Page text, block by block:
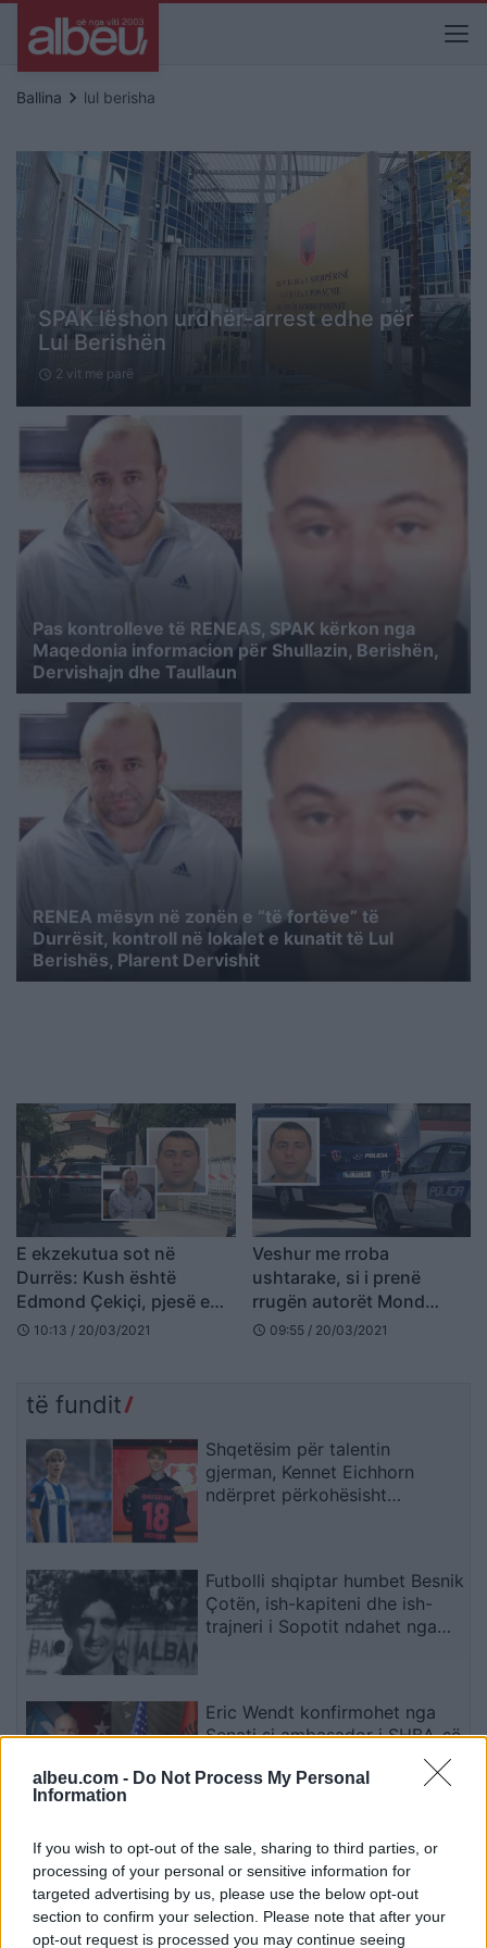
albeu.com - Do Not Process My Personal
Information
If you wish to opt-out of the sale, sharing to third parties, or
processing of your personal or sensitive information for
targeted advertising by us, please use the below opt-out
section to confirm your selection. Please note that after your
opt-out request is processed you may continue seeing
Ballina keyboard_arrow_right lul berisha
SPAK lëshon urdhër-arrest edhe për
Lul Berishën
schedule 2 vit me parë
Pas kontrolleve të RENEAS, SPAK kërkon nga
Maqedonia informacion për Shullazin, Berishën,
Dervishajn dhe Taullaun
RENEA mësyn në zonën e “të fortëve” të
Durrësit, kontroll në lokalet e kunatit të Lul
Berishës, Plarent Dervishit
E ekzekutua sot në
Durrës: Kush është
Edmond Çekiçi, pjesë e
bandës së Durrësit
schedule 10:13 / 20/03/2021
Veshur me rroba
ushtarake, si i prenë
rrugën autorët Mond
Çekiçit që lëvizte me
schedule 09:55 / 20/03/2021
të fundit
Shqetësim për talentin
gjerman, Kennet Eichhorn
ndërpret përkohësisht
Futbolli shqiptar humbet Besnik
Çotën, ish-kapiteni dhe ish-
trajneri i Sopotit ndahet nga
Eric Wendt konfirmohet nga
Senati si ambasador i SHBA-së
firmën e Trump
Zyrtare, Fisnik Asllani
transferohet te RB Leipzig për
30 milionë euro